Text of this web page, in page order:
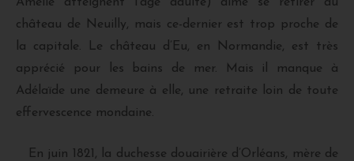
château de Neuilly, mais ce-dernier est trop proche de
la capitale. Le château d’Eu, en Normandie, est très
apprécié pour les bains de mer. Mais il manque à
Adélaïde une demeure à elle, une retraite loin de toute
effervescence mondaine.
En juin 1821, la duchesse douairière d’Orléans, mère de